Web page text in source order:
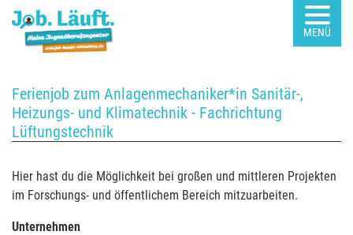
MENÜ
Ferienjob zum Anlagenmechaniker*in Sanitär-,
Heizungs- und Klimatechnik - Fachrichtung
Lüftungstechnik
Hier hast du die Möglichkeit bei großen und mittleren Projekten
im Forschungs- und öffentlichem Bereich mitzuarbeiten.
Unternehmen